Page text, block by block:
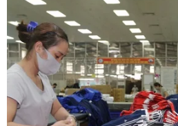
Phát huy hơn nữa vị trí,
niên và sinh viên Việt
09/03/2024 23:46